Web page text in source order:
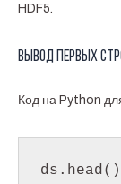
HDF5.
Вывод первых
Код на Python
ds.head()